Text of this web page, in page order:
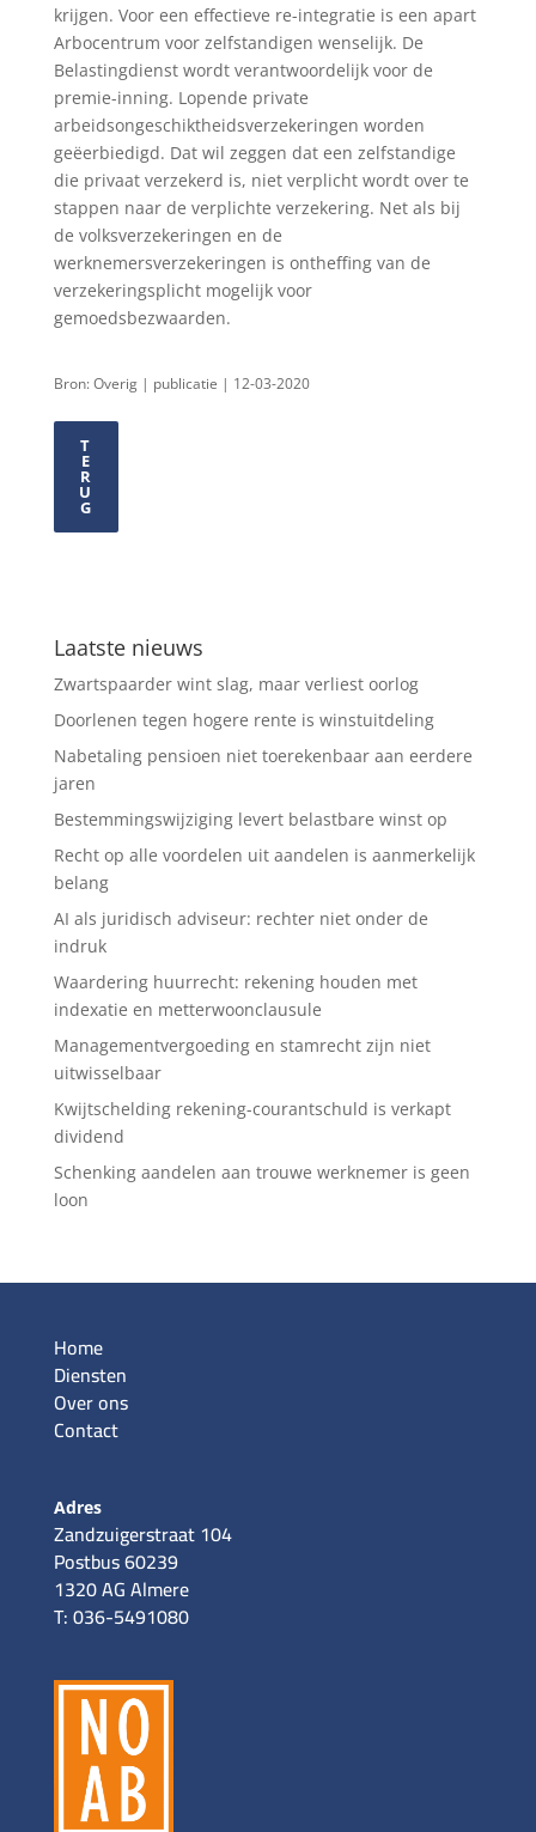
krijgen. Voor een effectieve re-integratie is een apart
Arbocentrum voor zelfstandigen wenselijk. De
Belastingdienst wordt verantwoordelijk voor de
premie-inning. Lopende private
arbeidsongeschiktheidsverzekeringen worden
geëerbiedigd. Dat wil zeggen dat een zelfstandige
die privaat verzekerd is, niet verplicht wordt over te
stappen naar de verplichte verzekering. Net als bij
de volksverzekeringen en de
werknemersverzekeringen is ontheffing van de
verzekeringsplicht mogelijk voor
gemoedsbezwaarden.
Bron: Overig | publicatie | 12-03-2020
T
E
R
U
G
Laatste nieuws
Zwartspaarder wint slag, maar verliest oorlog
Doorlenen tegen hogere rente is winstuitdeling
Nabetaling pensioen niet toerekenbaar aan eerdere
jaren
Bestemmingswijziging levert belastbare winst op
Recht op alle voordelen uit aandelen is aanmerkelijk
belang
AI als juridisch adviseur: rechter niet onder de
indruk
Waardering huurrecht: rekening houden met
indexatie en metterwoonclausule
Managementvergoeding en stamrecht zijn niet
uitwisselbaar
Kwijtschelding rekening-courantschuld is verkapt
dividend
Schenking aandelen aan trouwe werknemer is geen
loon
Home
Diensten
Over ons
Contact
Adres
Zandzuigerstraat 104
Postbus 60239
1320 AG Almere
T: 036-5491080